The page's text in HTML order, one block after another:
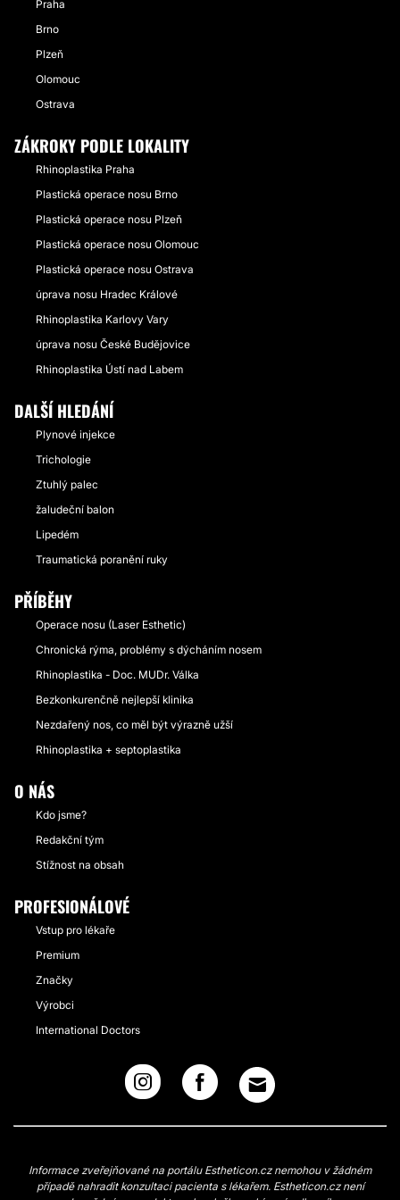
Praha
Brno
Plzeň
Olomouc
Ostrava
ZÁKROKY PODLE LOKALITY
Rhinoplastika Praha
Plastická operace nosu Brno
Plastická operace nosu Plzeň
Plastická operace nosu Olomouc
Plastická operace nosu Ostrava
úprava nosu Hradec Králové
Rhinoplastika Karlovy Vary
úprava nosu České Budějovice
Rhinoplastika Ústí nad Labem
DALŠÍ HLEDÁNÍ
Plynové injekce
Trichologie
Ztuhlý palec
žaludeční balon
Lipedém
Traumatická poranění ruky
PŘÍBĚHY
Operace nosu (Laser Esthetic)
Chronická rýma, problémy s dýcháním nosem
Rhinoplastika - Doc. MUDr. Válka
Bezkonkurenčně nejlepší klinika
Nezdařený nos, co měl být výrazně užší
Rhinoplastika + septoplastika
O NÁS
Kdo jsme?
Redakční tým
Stížnost na obsah
PROFESIONÁLOVÉ
Vstup pro lékaře
Premium
Značky
Výrobci
International Doctors
Informace zveřejňované na portálu Estheticon.cz nemohou v žádném
případě nahradit konzultaci pacienta s lékařem. Estheticon.cz není